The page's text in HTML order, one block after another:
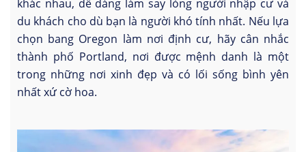
khác nhau, dễ dàng làm say lòng người nhập cư và
du khách cho dù bạn là người khó tính nhất. Nếu lựa
chọn bang Oregon làm nơi định cư, hãy cân nhắc
thành phố Portland, nơi được mệnh danh là một
trong những nơi xinh đẹp và có lối sống bình yên
nhất xứ cờ hoa.